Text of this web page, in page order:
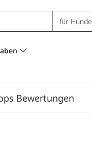
für Hunde
Bewertungen